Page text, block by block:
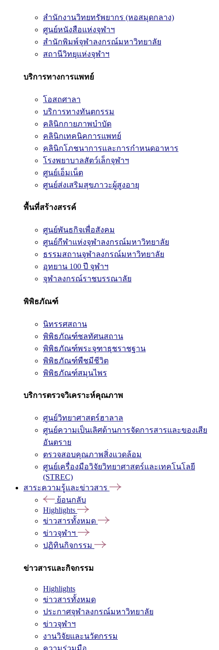
สำนักงานวิทยทรัพยากร (หอสมุดกลาง)
ศูนย์หนังสือแห่งจุฬาฯ
สำนักพิมพ์จุฬาลงกรณ์มหาวิทยาลัย
สถานีวิทยุแห่งจุฬาฯ
บริการทางการแพทย์
โอสถศาลา
บริการทางทันตกรรม
คลินิกกายภาพบำบัด
คลินิกเทคนิคการแพทย์
คลินิกโภชนาการและการกำหนดอาหาร
โรงพยาบาลสัตว์เล็กจุฬาฯ
ศูนย์เอ็มเน็ต
ศูนย์ส่งเสริมสุขภาวะผู้สูงอายุ
พื้นที่สร้างสรรค์
ศูนย์พันธกิจเพื่อสังคม
ศูนย์กีฬาแห่งจุฬาลงกรณ์มหาวิทยาลัย
ธรรมสถานจุฬาลงกรณ์มหาวิทยาลัย
อุทยาน 100 ปี จุฬาฯ
จุฬาลงกรณ์ราชบรรณาลัย
พิพิธภัณฑ์
นิทรรศสถาน
พิพิธภัณฑ์ชลทัศนสถาน
พิพิธภัณฑ์พระจุฑาธุชราชฐาน
พิพิธภัณฑ์พืชมีชีวิต
พิพิธภัณฑ์สมุนไพร
บริการตรวจวิเคราะห์คุณภาพ
ศูนย์วิทยาศาสตร์ฮาลาล
ศูนย์ความเป็นเลิศด้านการจัดการสารและของเสีย
อันตราย
ตรวจสอบคุณภาพสิ่งแวดล้อม
ศูนย์เครื่องมือวิจัยวิทยาศาสตร์และเทคโนโลยี
(STREC)
สาระความรู้และข่าวสาร
ย้อนกลับ
Highlights
ข่าวสารทั้งหมด
ข่าวจุฬาฯ
ปฏิทินกิจกรรม
ข่าวสารและกิจกรรม
Highlights
ข่าวสารทั้งหมด
ประกาศจุฬาลงกรณ์มหาวิทยาลัย
ข่าวจุฬาฯ
งานวิจัยและนวัตกรรม
ความร่วมมือ